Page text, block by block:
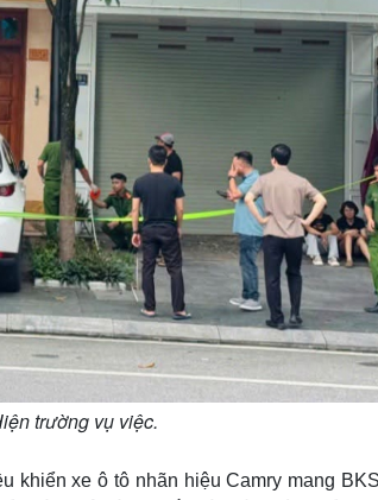
trường vụ việc.
khiển xe ô tô nhãn hiệu Camry mang